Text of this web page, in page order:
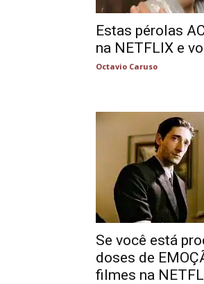
Estas pérolas
na NETFLIX e
Octavio Caruso
Se você está
doses de
filmes na